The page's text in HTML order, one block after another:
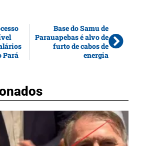
Pará
Base do Samu de
Parauapebas é alvo de
furto de cabos de
energia